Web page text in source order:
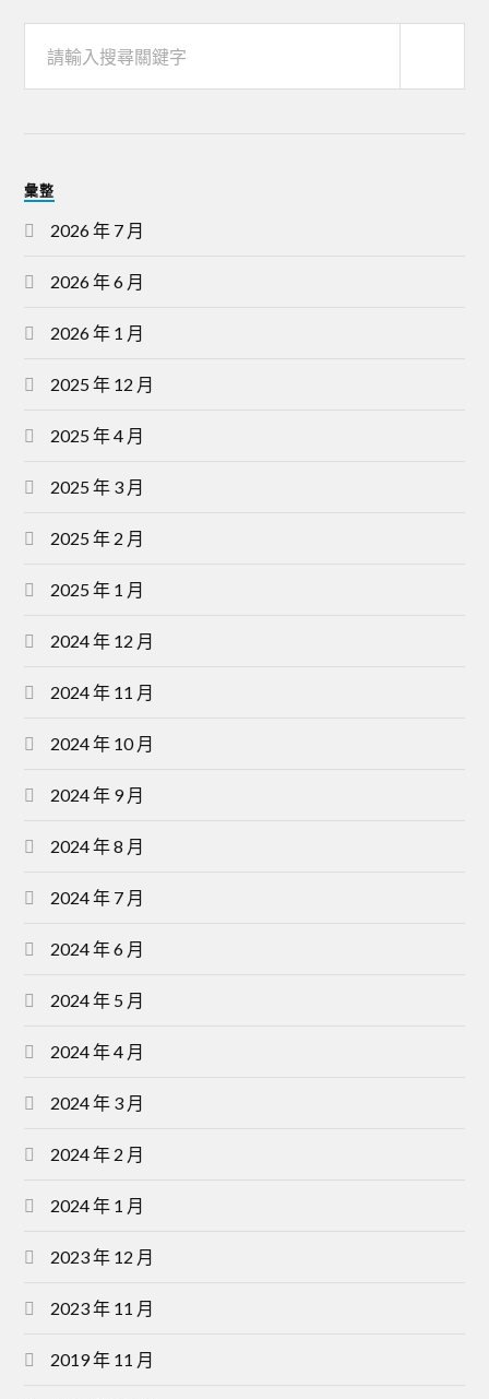
彙整
2026 年 7 月
2026 年 6 月
2026 年 1 月
2025 年 12 月
2025 年 4 月
2025 年 3 月
2025 年 2 月
2025 年 1 月
2024 年 12 月
2024 年 11 月
2024 年 10 月
2024 年 9 月
2024 年 8 月
2024 年 7 月
2024 年 6 月
2024 年 5 月
2024 年 4 月
2024 年 3 月
2024 年 2 月
2024 年 1 月
2023 年 12 月
2023 年 11 月
2019 年 11 月